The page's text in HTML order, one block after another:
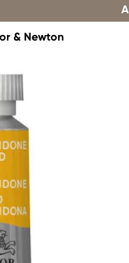
& Newton